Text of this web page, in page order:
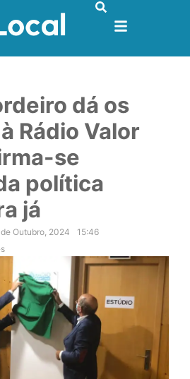
dá os
Rádio Valor
se
política
já
de Outubro, 2024
15:46